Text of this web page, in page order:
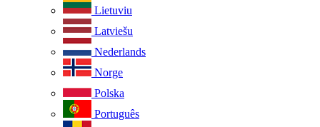
Lietuviu
Latviešu
Nederlands
Norge
Polska
Português